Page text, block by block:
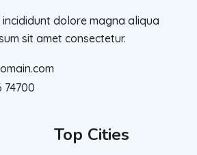
dolore magna aliqua
sit amet consectetur.
74700
Top Cities